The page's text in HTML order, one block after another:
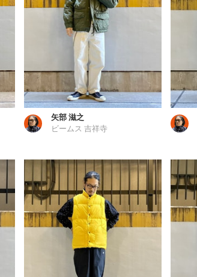
矢部 滋之
ビームス 吉祥寺